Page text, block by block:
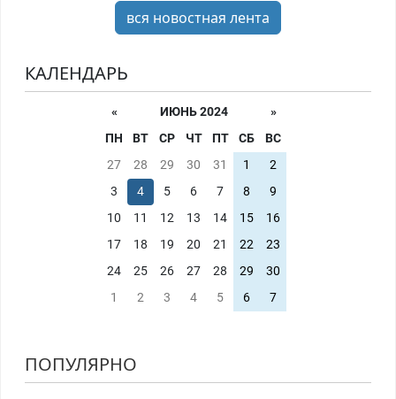
вся новостная лента
КАЛЕНДАРЬ
« ИЮНЬ 2024
»
ПН
ВТ СР ЧТ ПТ СБ
ВС
27
28 29 30 31 1
2
3
4 5 6 7 8
9
10
11 12 13 14 15
16
17
18 19 20 21 22
23
24
25 26 27 28 29
30
1
2 3 4 5 6 7
ПОПУЛЯРНО